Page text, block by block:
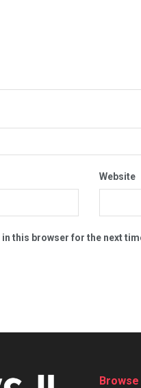
Website
this browser for the next